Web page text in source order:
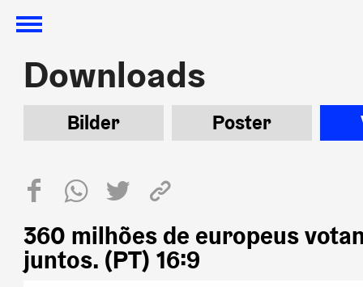
Downloads
Downloads
Bilder Poster
360 milhões de europeus
juntos. (PT) 16:9